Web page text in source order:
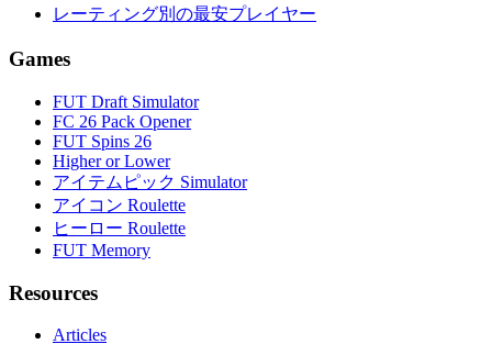
レーティング別の最安プレイヤー
Games
FUT Draft Simulator
FC 26 Pack Opener
FUT Spins 26
Higher or Lower
アイテムピック Simulator
アイコン Roulette
ヒーロー Roulette
FUT Memory
Resources
Articles